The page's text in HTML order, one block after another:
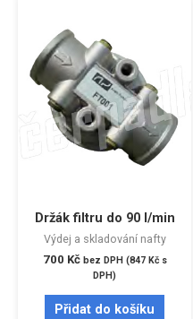
Držák filtru do 90 l/min
Výdej a skladování nafty
700 Kč bez DPH (847 Kčs
DPH)
Přidat do košíku